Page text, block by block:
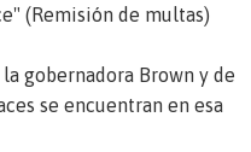
(Remisión de multas)
gobernadora Brown y de
se encuentran en esa